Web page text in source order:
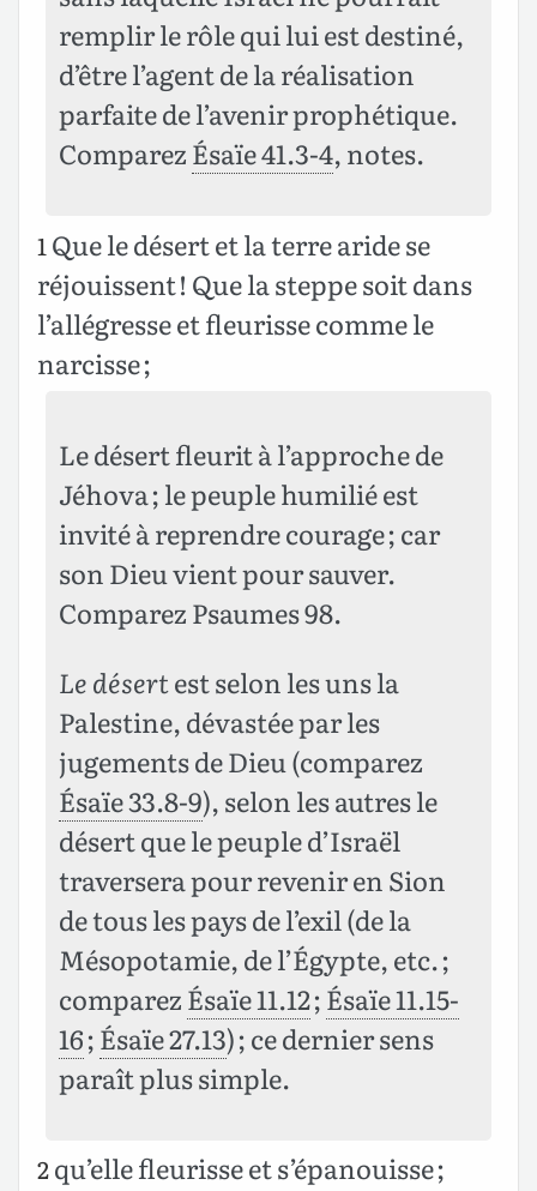
remplir le rôle qui lui est destiné,
d’être l’agent de la réalisation
parfaite de l’avenir prophétique.
ComparezÉsaïe 41.3-4, notes.
1Que le désert et la terre aride se
réjouissent ! Que la steppe soit dans
l’allégresse et fleurisse comme le
narcisse ;
Le désert fleurit à l’approche de
Jéhova ; le peuple humilié est
invité à reprendre courage ; car
son Dieu vient pour sauver.
Comparez Psaumes 98.
Le désertest selon les uns la
Palestine, dévastée par les
jugements de Dieu (comparez
Ésaïe 33.8-9), selon les autres le
désert que le peuple d’Israël
traversera pour revenir en Sion
de tous les pays de l’exil (de la
Mésopotamie, de l’Égypte, etc. ;
comparezÉsaïe 11.12;Ésaïe 11.15-
16;Ésaïe 27.13) ; ce dernier sens
paraît plus simple.
2qu’elle fleurisse et s’épanouisse ;